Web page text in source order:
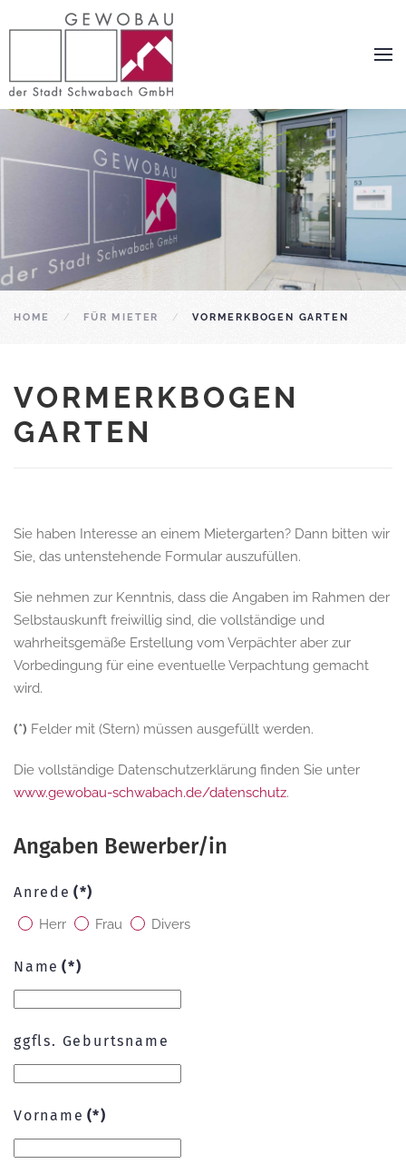
Zum Hauptinhalt springen
HOME FÜR MIETER VORMERKBOGEN GARTEN
VORMERKBOGEN
GARTEN
Sie haben Interesse an einem Mietergarten? Dann bitten wir
Sie, das untenstehende Formular auszufüllen.
Sie nehmen zur Kenntnis, dass die Angaben im Rahmen der
Selbstauskunft freiwillig sind, die vollständige und
wahrheitsgemäße Erstellung vom Verpächter aber zur
Vorbedingung für eine eventuelle Verpachtung gemacht
wird.
(*) Felder mit (Stern) müssen ausgefüllt werden.
Die vollständige Datenschutzerklärung finden Sie unter
www.gewobau-schwabach.de/datenschutz.
Angaben Bewerber/in
Anrede (*)
Herr Frau Divers
Name (*)
ggfls. Geburtsname
Vorname (*)